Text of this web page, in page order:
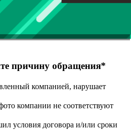
причину обращения*
компанией, нарушает
компании не соответствуют
условия договора и/или сроки